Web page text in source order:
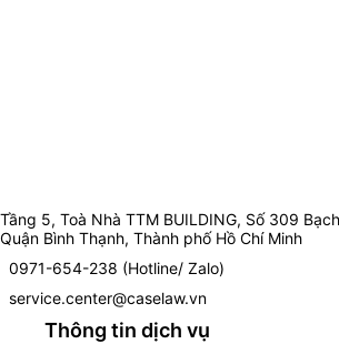
Tầng 5, Toà Nhà TTM BUILDING, Số 309
Quận Bình Thạnh, Thành phố Hồ Chí Minh
0971-654-238 (Hotline/ Zalo)
service.center@caselaw.vn
Thông tin dịch vụ